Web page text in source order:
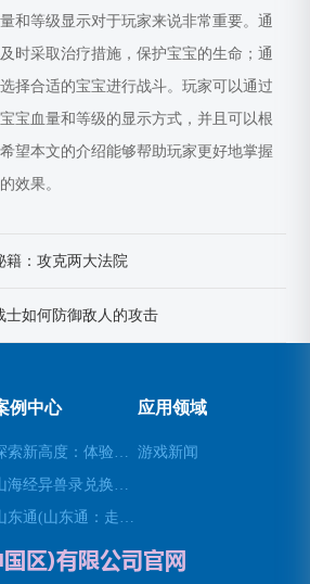
和等级显示对于玩家来说非常重要。通
时采取治疗措施，保护宝宝的生命；通
择合适的宝宝进行战斗。玩家可以通过
宝血量和等级的显示方式，并且可以根
望本文的介绍能够帮助玩家更好地掌握
效果。
籍：攻克两大法院
士如何防御敌人的攻击
例中心 应用领域
游戏新闻